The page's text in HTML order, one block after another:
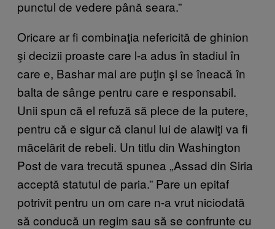
punctul de vedere până seara.”
Oricare ar fi combinaţia nefericită de ghinion
şi decizii proaste care l-a adus în stadiul în
care e, Bashar mai are puţin şi se îneacă în
balta de sânge pentru care e responsabil.
Unii spun că el refuză să plece de la putere,
pentru că e sigur că clanul lui de alawiţi va fi
măcelărit de rebeli. Un titlu din Washington
Post de vara trecută spunea „Assad din Siria
acceptă statutul de paria.” Pare un epitaf
potrivit pentru un om care n-a vrut niciodată
să conducă un regim sau să se confrunte cu